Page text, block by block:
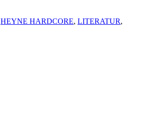
HEYNE HARDCORE, LITERATUR,